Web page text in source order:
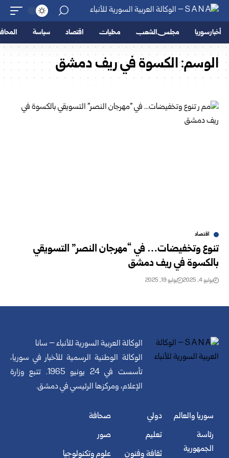
أخبار سوريا مجلس الشعب محليات اقتصاد سياسة
الوسم:الكسوة في ريف دمشق
اقتصاد
تنوع وتخفيضات… في “مهرجان النصر” التسويقي
بالكسوة في ريف دمشق
يوليو 4, 2025 يوليو 19, 2025
الوكالة العربية السورية للأنباء – سانا
الوكالة الوطنية الرسمية للأخبار في سوريا،
تأسست في 24 يونيو 1965. تتبع وزارة
الإعلام، ومركزها الرئيسي في دمشق.
سوريا والعالم
رئاسة
الجمهورية
دولي
تعليم
ثقافة وفنون
صحافة
صور
علوم وتكنولوجيا